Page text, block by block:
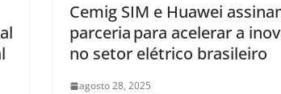
Cemig SIM e Huawei
parceria para acelerar a
no setor elétrico brasileiro
agosto 28, 2025